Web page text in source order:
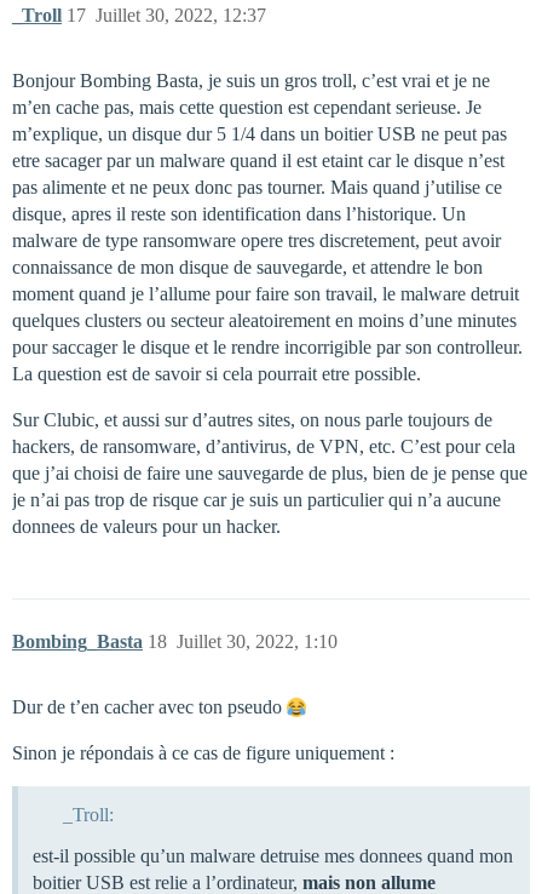
_Troll Juillet 30, 2022, 12:37
17
Bonjour Bombing Basta, je suis un gros troll, c’est vrai et je ne
m’en cache pas, mais cette question est cependant serieuse. Je
m’explique, un disque dur 5 1/4 dans un boitier USB ne peut pas
etre sacager par un malware quand il est etaint car le disque n’est
pas alimente et ne peux donc pas tourner. Mais quand j’utilise ce
disque, apres il reste son identification dans l’historique. Un
malware de type ransomware opere tres discretement, peut avoir
connaissance de mon disque de sauvegarde, et attendre le bon
moment quand je l’allume pour faire son travail, le malware detruit
quelques clusters ou secteur aleatoirement en moins d’une minutes
pour saccager le disque et le rendre incorrigible par son controlleur.
La question est de savoir si cela pourrait etre possible.
Sur Clubic, et aussi sur d’autres sites, on nous parle toujours de
hackers, de ransomware, d’antivirus, de VPN, etc. C’est pour cela
que j’ai choisi de faire une sauvegarde de plus, bien de je pense que
je n’ai pas trop de risque car je suis un particulier qui n’a aucune
donnees de valeurs pour un hacker.
Bombing_Basta Juillet 30, 2022, 1:10
18
Dur de t’en cacher avec ton pseudo
Sinon je répondais à ce cas de figure uniquement :
_Troll:
est-il possible qu’un malware detruise mes donnees quand mon
boitier USB est relie a l’ordinateur, mais non allume